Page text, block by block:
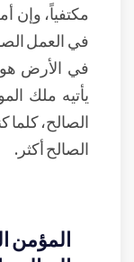
مكتفياً، وإن
في العمل
في الأرض هو
يأتيه ملك
الصالح، كلما
الصالح أكثر.
المؤمن